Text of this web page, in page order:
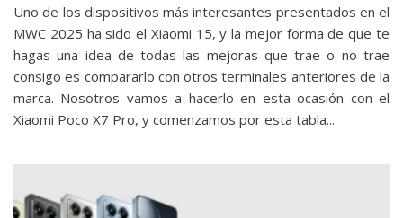
Uno de los dispositivos más interesantes presentados en el
MWC 2025 ha sido el Xiaomi 15, y la mejor forma de que te
hagas una idea de todas las mejoras que trae o no trae
consigo es compararlo con otros terminales anteriores de la
marca. Nosotros vamos a hacerlo en esta ocasión con el
Xiaomi Poco X7 Pro, y comenzamos por esta tabla...